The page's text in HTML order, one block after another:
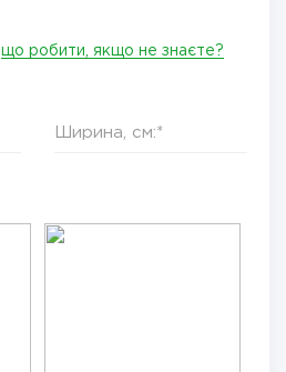
що робити, якщо не знаєте?